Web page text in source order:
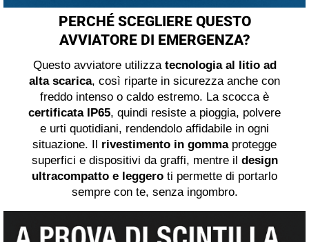
PERCHÉ SCEGLIERE QUESTO
AVVIATORE DI EMERGENZA?
Questo avviatore utilizza tecnologia al litio ad
alta scarica, così riparte in sicurezza anche con
freddo intenso o caldo estremo. La scocca è
certificata IP65, quindi resiste a pioggia, polvere
e urti quotidiani, rendendolo affidabile in ogni
situazione. Il rivestimento in gommaprotegge
superfici e dispositivi da graffi, mentre il design
ultracompatto e leggero ti permette di portarlo
sempre con te, senza ingombro.